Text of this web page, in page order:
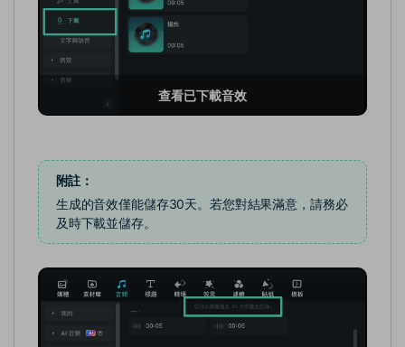
查看已下載音效
附註：
生成的音效僅能儲存30天。若您對結果滿意，請務必
及時下載並儲存。